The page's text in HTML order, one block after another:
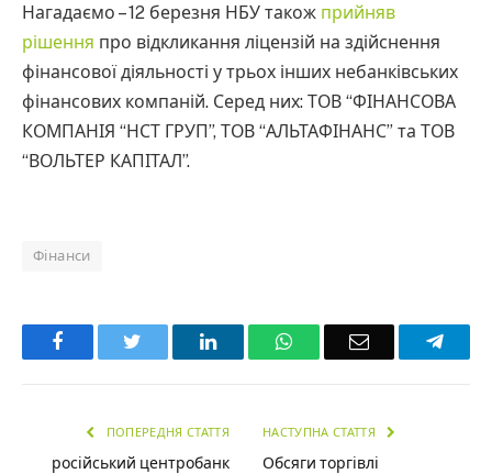
Нагадаємо – 12 березня НБУ також прийняв
рішення про відкликання ліцензій на здійснення
фінансової діяльності у трьох інших небанківських
фінансових компаній. Серед них: ТОВ “ФІНАНСОВА
КОМПАНІЯ “НСТ ГРУП”, ТОВ “АЛЬТАФІНАНС” та ТОВ
“ВОЛЬТЕР КАПІТАЛ”.
Фінанси
Facebook LinkedInWhatsAppEmail
ПОПЕРЕДНЯ СТАТТЯ
російський центробанк
НАСТУПНА СТАТТЯ
Обсяги торгівлі